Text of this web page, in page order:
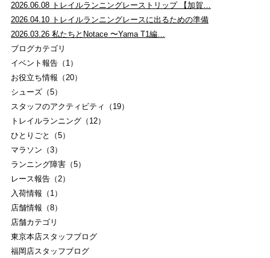
2026.06.08 トレイルランニングレーストリップ 【加賀…
2026.04.10 トレイルランニングレースに出るための準備
2026.03.26 私たちとNotace 〜Yama T1編…
ブログカテゴリ
イベント報告（1）
お役立ち情報（20）
シューズ（5）
スタッフのアクティビティ（19）
トレイルランニング（12）
ひとりごと（5）
マラソン（3）
ランニング障害（5）
レース報告（2）
入荷情報（1）
店舗情報（8）
店舗カテゴリ
東京本店スタッフブログ
福岡店スタッフブログ